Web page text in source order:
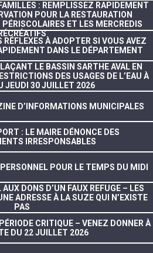
: REMPLISSEZ RAPIDEMENT
POUR LA RESTAURATION
ET LES MERCREDIS
RÉFLEXES À ADOPTER SI VOUS AVEZ
DANS LE DÉPARTEMENT
LE BASSIN SARTHE AVAL EN
DES USAGES DE L’EAU À
JEUDI 30 JUILLET 2026
D’INFORMATIONS MUNICIPALES
: LE MAIRE DÉNONCE DES
IRRESPONSABLES
POUR LE TEMPS DU MIDI
DONS D’UN FAUX REFUGE – LES
ADRESSE À LA SUZE QUI N’EXISTE
PAS
CRITIQUE – VENEZ DONNER À
DU 22 JUILLET 2026